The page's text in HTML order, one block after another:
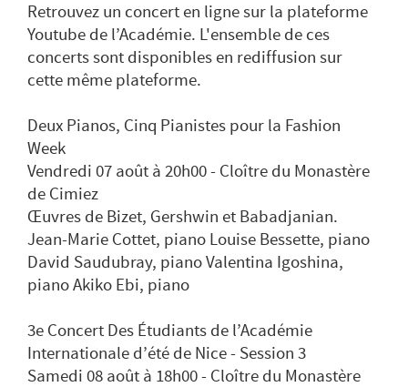
Retrouvez un concert en ligne sur la plateforme
Youtube de l’Académie. L'ensemble de ces
concerts sont disponibles en rediffusion sur
cette même plateforme.
Deux Pianos, Cinq Pianistes pour la Fashion
Week
Vendredi 07 août à 20h00 - Cloître du Monastère
de Cimiez
Œuvres de Bizet, Gershwin et Babadjanian.
Jean-Marie Cottet, piano Louise Bessette, piano
David Saudubray, piano Valentina Igoshina,
piano Akiko Ebi, piano
3e Concert Des Étudiants de l’Académie
Internationale d’été de Nice - Session 3
Samedi 08 août à 18h00 - Cloître du Monastère